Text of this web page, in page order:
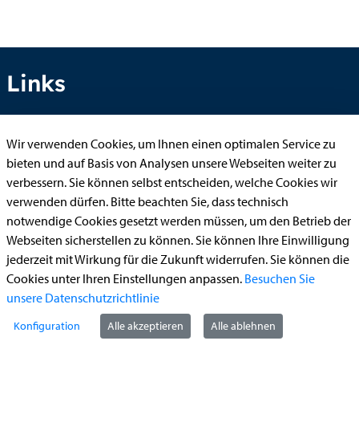
Links
Anhörung online
Aufenthaltserlaubnis
Bauantrag
Begleitetes Fahren ab 17 (Erstantrag)
Führerschein (Umtausch)
Reiterplakette (Verlängerungsantrag online)
Ummeldung zugelassenes Fahrzeug
Wir verwenden Cookies, um Ihnen einen optimalen Service zu
bieten und auf Basis von Analysen unsere Webseiten weiter zu
verbessern. Sie können selbst entscheiden, welche Cookies wir
verwenden dürfen. Bitte beachten Sie, dass technisch
notwendige Cookies gesetzt werden müssen, um den Betrieb der
Webseiten sicherstellen zu können. Sie können Ihre Einwilligung
jederzeit mit Wirkung für die Zukunft widerrufen. Sie können die
Cookies unter Ihren Einstellungen anpassen. Besuchen Sie
unsere Datenschutzrichtlinie
Konfiguration Alle akzeptieren Alle ablehnen